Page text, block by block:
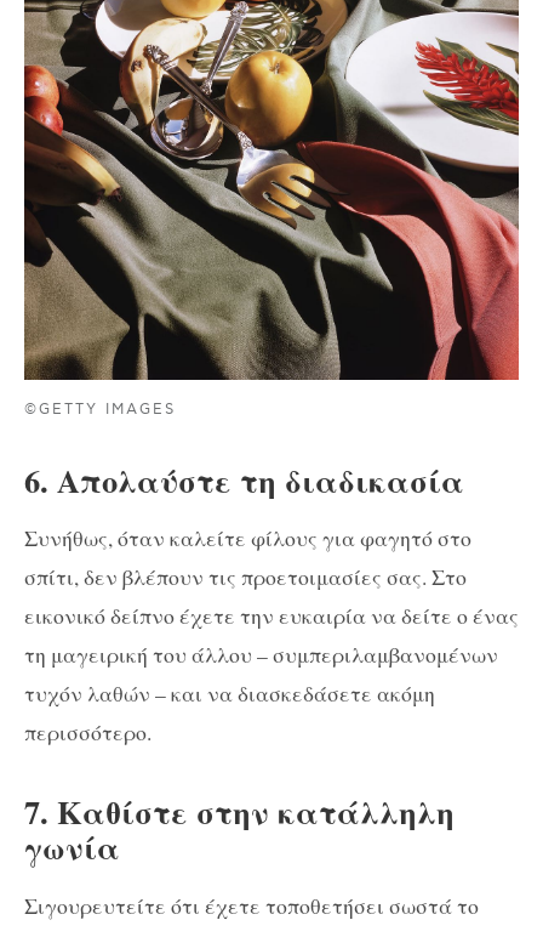
©GETTY IMAGES
6. Απολαύστε τη διαδικασία
Συνήθως, όταν καλείτε φίλους για φαγητό στο
σπίτι, δεν βλέπουν τις προετοιμασίες σας. Στο
εικονικό δείπνο έχετε την ευκαιρία να δείτε ο ένας
τη μαγειρική του άλλου – συμπεριλαμβανομένων
τυχόν λαθών – και να διασκεδάσετε ακόμη
περισσότερο.
7. Καθίστε στην κατάλληλη
γωνία
Σιγουρευτείτε ότι έχετε τοποθετήσει σωστά το